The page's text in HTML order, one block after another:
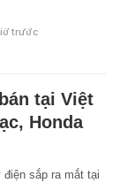
trước
tại Việt
Honda
điện sắp ra mắt tại